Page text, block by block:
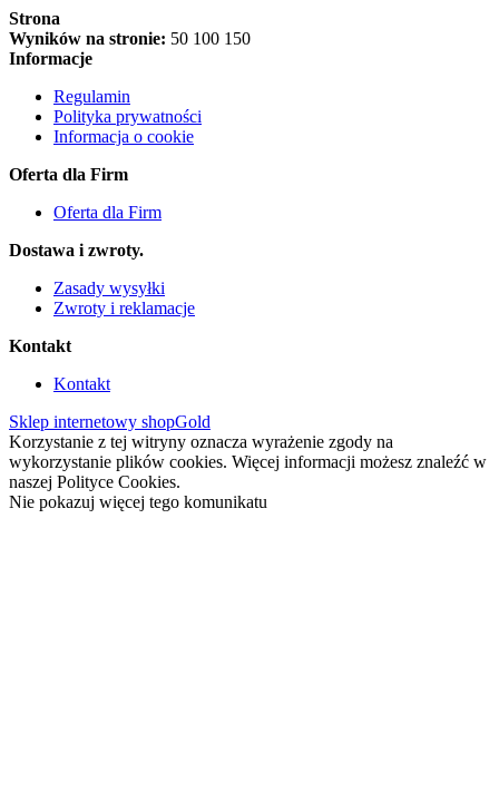
Strona
Wyników na stronie: 50 100 150
Informacje
Regulamin
Polityka prywatności
Informacja o cookie
Oferta dla Firm
Oferta dla Firm
Dostawa i zwroty.
Zasady wysyłki
Zwroty i reklamacje
Kontakt
Kontakt
Sklep internetowy shopGold
Korzystanie z tej witryny oznacza wyrażenie zgody na
wykorzystanie plików cookies. Więcej informacji możesz znaleźć w
naszej Polityce Cookies.
Nie pokazuj więcej tego komunikatu